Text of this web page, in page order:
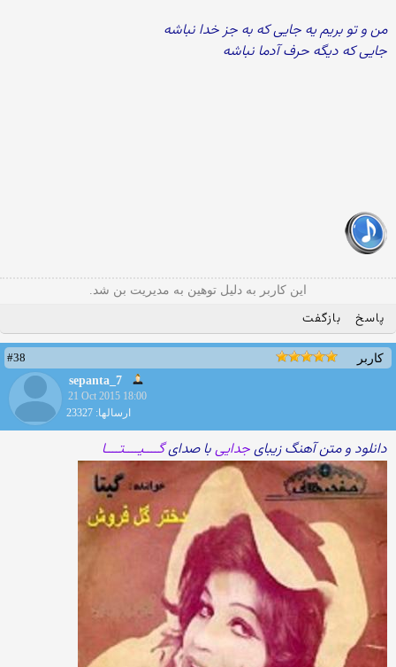
من و تو بریم یه جایی که به جز خدا نباشه
جایی که دیگه حرف آدما نباشه
این کاربر به دلیل توهین به مدیریت بن شد.
پاسخ بازگفت
کاربر
#38
sepanta_7
21 Oct 2015 18:00
ارسالها: 23327
دانلود و متن آهنگ زیبایجداییبا صدایگــــیــــتــــا